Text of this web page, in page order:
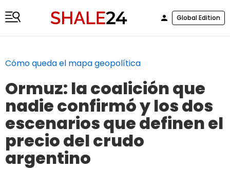
Global Edition
Cómo queda el mapa geopolítica
Ormuz: la coalición que
nadie confirmó y los dos
escenarios que definen el
precio del crudo
argentino